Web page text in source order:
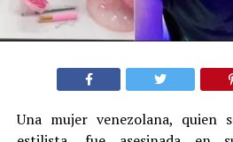
Una mujer venezolana, quien